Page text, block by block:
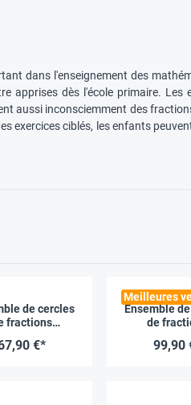
dans l'enseignement des
apprises dès l'école primaire.
aussi inconsciemment des
exercices ciblés, les enfants
de cercles
fractions
71 pcs€*
Meilleures
Ensemble
de
51
99,90